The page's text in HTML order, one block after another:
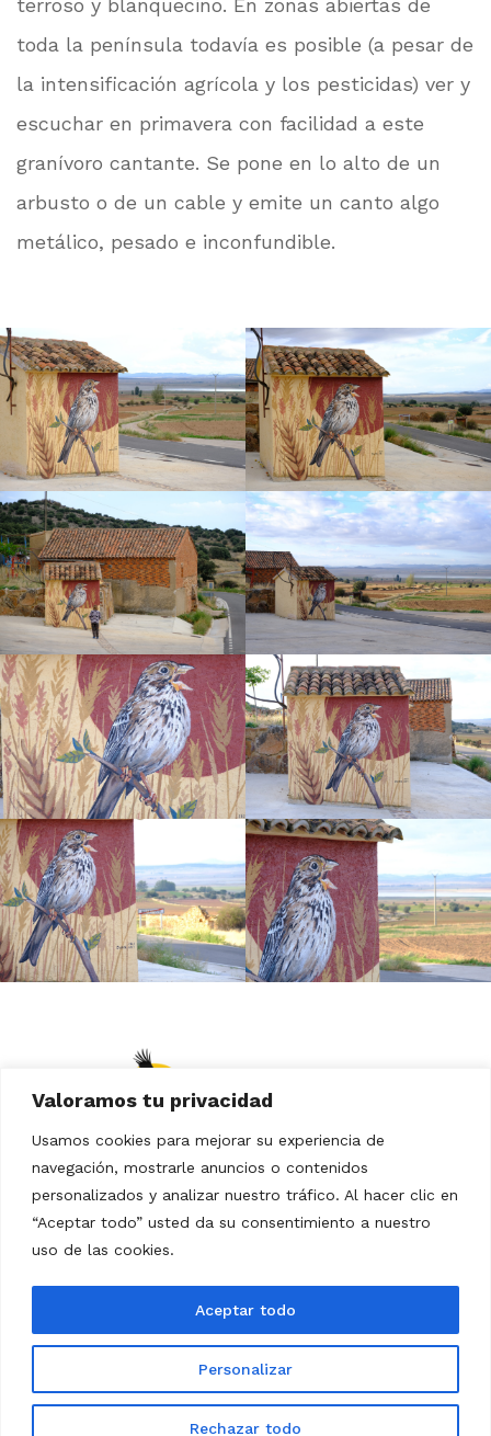
Valoramos tu privacidad
Usamos cookies para mejorar su experiencia de
navegación, mostrarle anuncios o contenidos
personalizados y analizar nuestro tráfico. Al hacer clic en
“Aceptar todo” usted da su consentimiento a nuestro
uso de las cookies.
Personalizar
Rechazar todo
Aceptar todo
terroso y blanquecino. En zonas abiertas de
toda la península todavía es posible (a pesar de
la intensificación agrícola y los pesticidas) ver y
escuchar en primavera con facilidad a este
granívoro cantante. Se pone en lo alto de un
arbusto o de un cable y emite un canto algo
metálico, pesado e inconfundible.
Aviso Legal Política de Privacidad
Designed By Mustache Creative